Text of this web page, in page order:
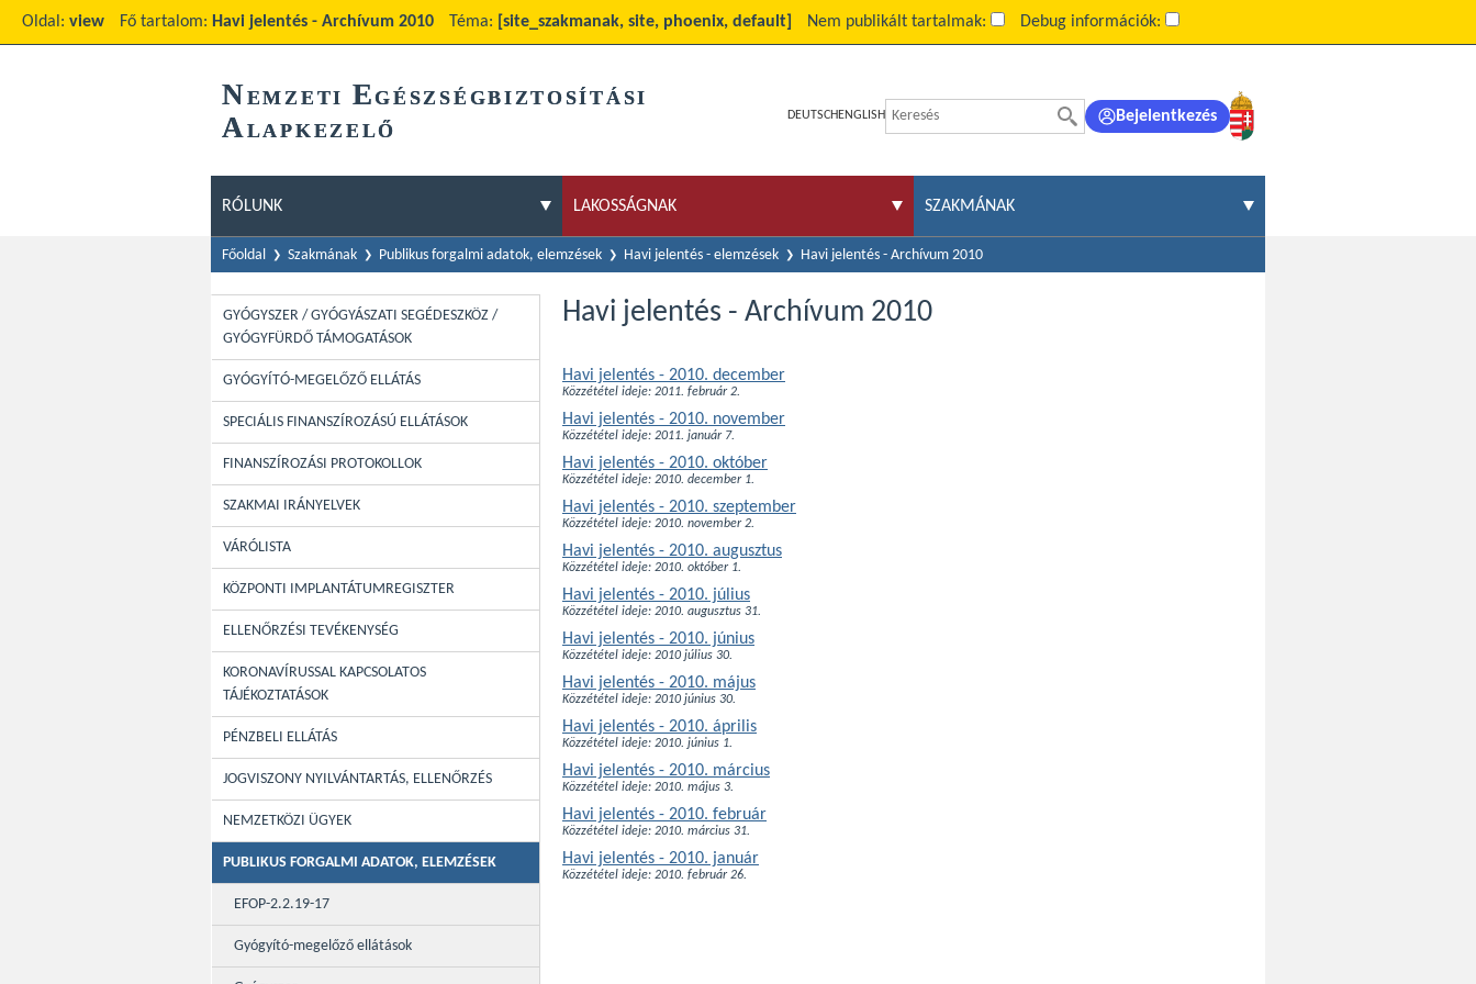
Oldal: view Fő tartalom: Havi jelentés - Archívum 2010 Téma: [site_szakmanak, site, phoenix, default] Nem publikált tartalmak: Debug információk:
NEMZETI EGÉSZSÉGBIZTOSÍTÁSI
ALAPKEZELŐ
DEUTSCH ENGLISH Bejelentkezés
RÓLUNK LAKOSSÁGNAK SZAKMÁNAK
Főoldal Szakmának Publikus forgalmi adatok, elemzések Havi jelentés - elemzések Havi jelentés - Archívum 2010
GYÓGYSZER / GYÓGYÁSZATI SEGÉDESZKÖZ /
GYÓGYFÜRDŐ TÁMOGATÁSOK
GYÓGYÍTÓ-MEGELŐZŐ ELLÁTÁS
SPECIÁLIS FINANSZÍROZÁSÚ ELLÁTÁSOK
FINANSZÍROZÁSI PROTOKOLLOK
SZAKMAI IRÁNYELVEK
VÁRÓLISTA
KÖZPONTI IMPLANTÁTUMREGISZTER
ELLENŐRZÉSI TEVÉKENYSÉG
KORONAVÍRUSSAL KAPCSOLATOS
TÁJÉKOZTATÁSOK
PÉNZBELI ELLÁTÁS
JOGVISZONY NYILVÁNTARTÁS, ELLENŐRZÉS
NEMZETKÖZI ÜGYEK
PUBLIKUS FORGALMI ADATOK, ELEMZÉSEK
EFOP-2.2.19-17
Gyógyító-megelőző ellátások
Havi jelentés - Archívum 2010
Havi jelentés - 2010. december
Közzététel ideje: 2011. február 2.
Havi jelentés - 2010. november
Közzététel ideje: 2011. január 7.
Havi jelentés - 2010. október
Közzététel ideje: 2010. december 1.
Havi jelentés - 2010. szeptember
Közzététel ideje: 2010. november 2.
Havi jelentés - 2010. augusztus
Közzététel ideje: 2010. október 1.
Havi jelentés - 2010. július
Közzététel ideje: 2010. augusztus 31.
Havi jelentés - 2010. június
Közzététel ideje: 2010 július 30.
Havi jelentés - 2010. május
Közzététel ideje: 2010 június 30.
Havi jelentés - 2010. április
Közzététel ideje: 2010. június 1.
Havi jelentés - 2010. március
Közzététel ideje: 2010. május 3.
Havi jelentés - 2010. február
Közzététel ideje: 2010. március 31.
Havi jelentés - 2010. január
Közzététel ideje: 2010. február 26.